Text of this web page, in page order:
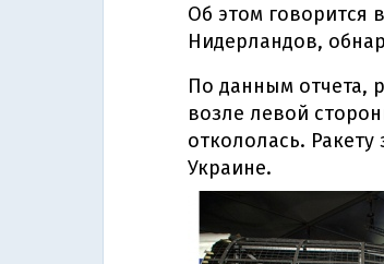
Об этом говорится
Нидерландов,
По данным отчета,
возле левой
откололась.
Украине.